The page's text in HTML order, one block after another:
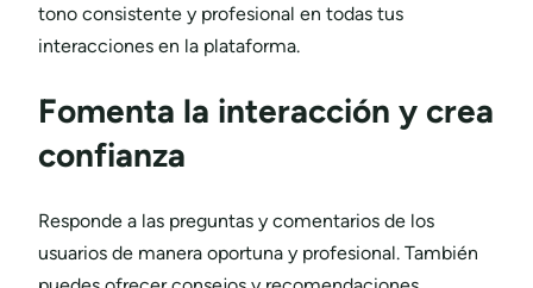
tono consistente y profesional en todas tus
interacciones en la plataforma.
Fomenta la interacción y crea
confianza
Responde a las preguntas y comentarios de los
usuarios de manera oportuna y profesional. También